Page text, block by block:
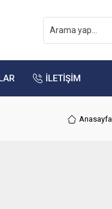
İLETİŞİM
Anasayfa